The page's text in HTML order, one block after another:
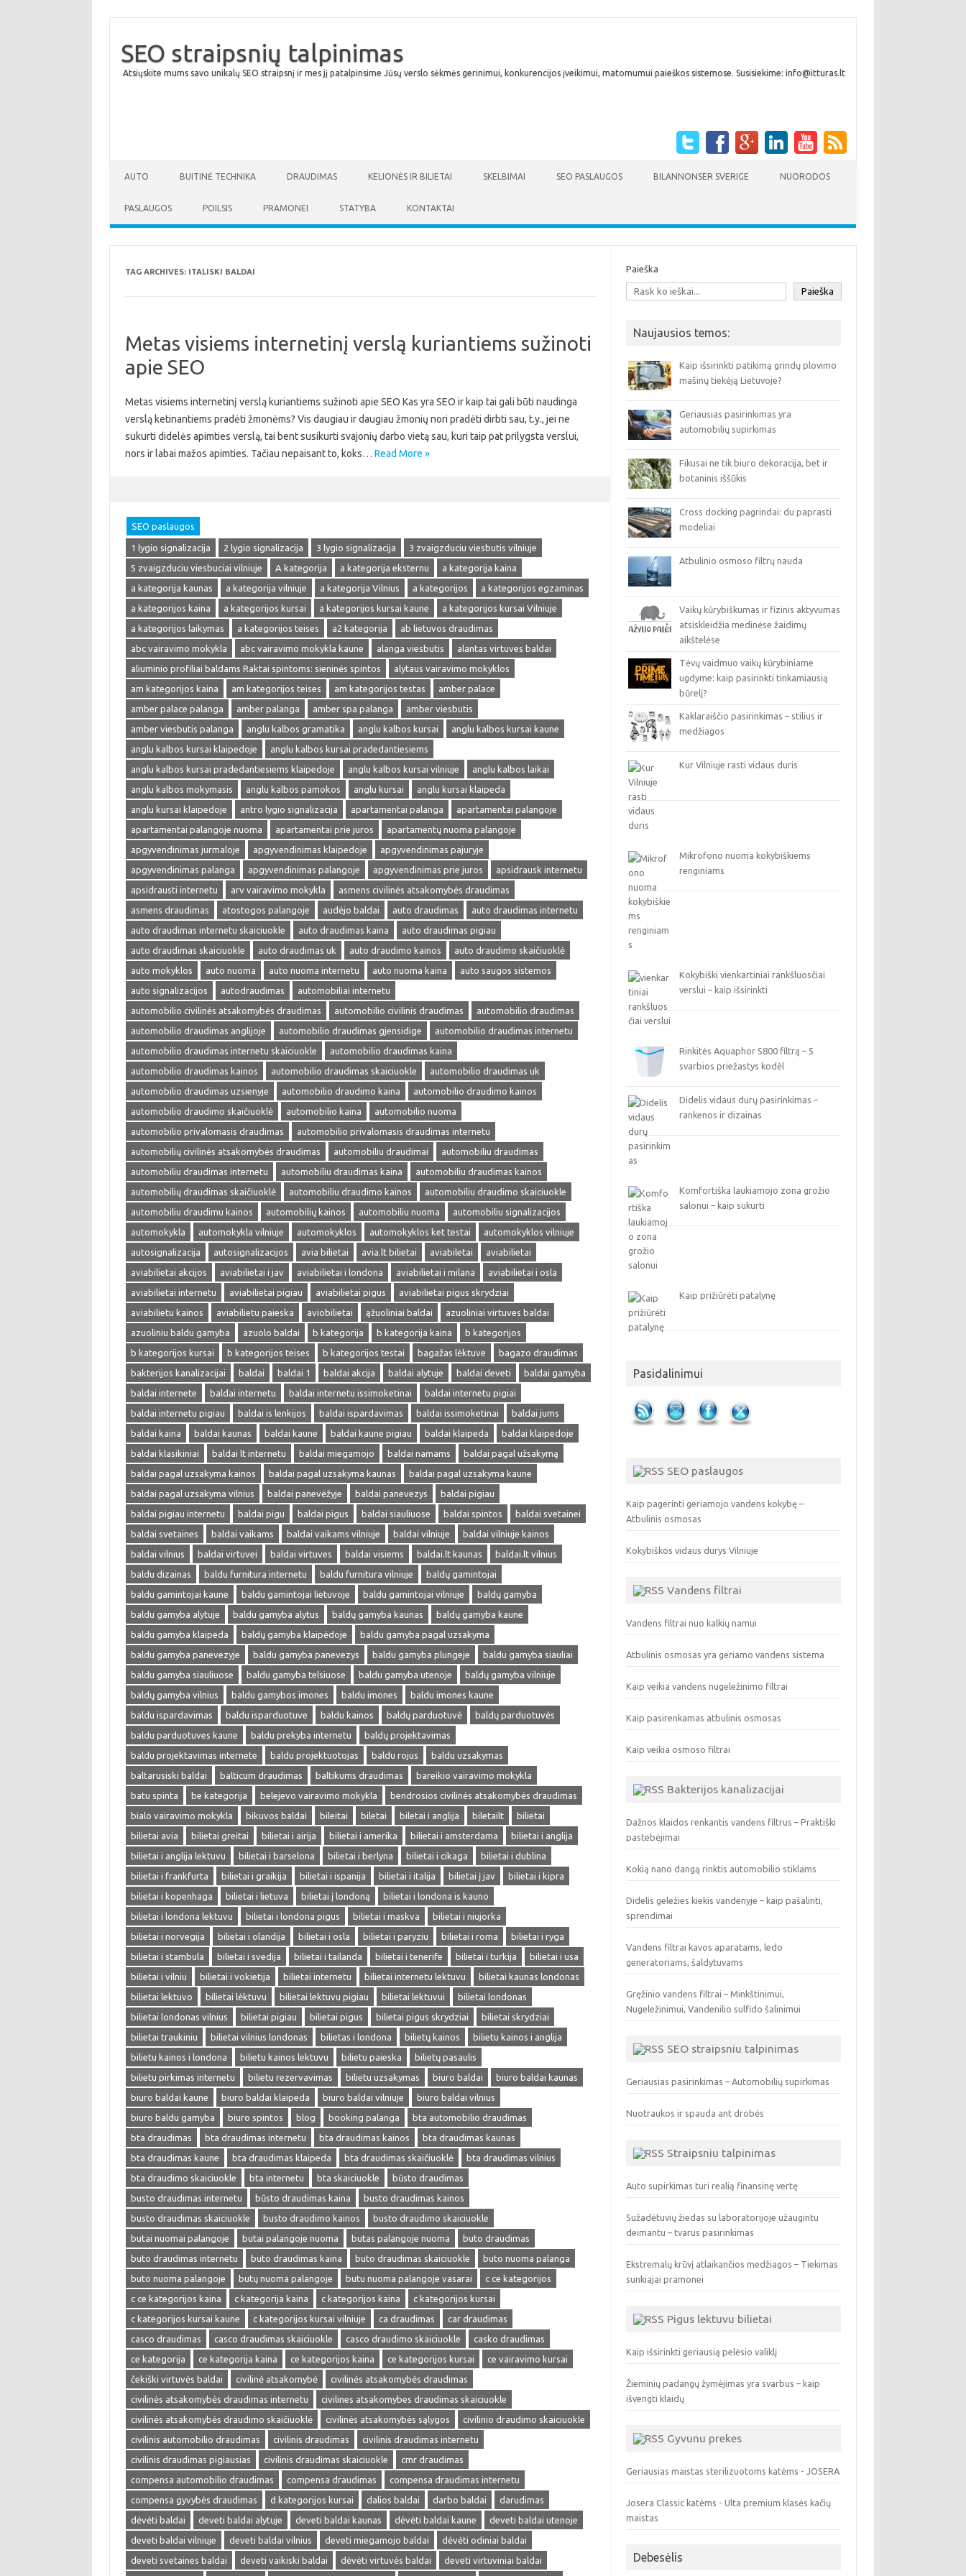
SEO straipsnių talpinimas
Atsiųskite mums savo unikalų SEO straipsnį ir mes jį patalpinsime Jūsų verslo sėkmės gerinimui, konkurencijos įveikimui, matomumui paieškos sistemose. Susisiekime: info@itturas.lt
AUTO BUITINĖ TECHNIKA DRAUDIMAS KELIONĖS IR BILIETAI SKELBIMAI SEO PASLAUGOS BILANNONSER SVERIGE NUORODOS
PASLAUGOS POILSIS PRAMONEI STATYBA KONTAKTAI
TAG ARCHIVES: ITALISKI BALDAI
Metas visiems internetinį verslą kuriantiems sužinoti
apie SEO
Metas visiems internetinį verslą kuriantiems sužinoti apie SEO Kas yra SEO ir kaip tai gali būti naudinga
verslą ketinantiems pradėti žmonėms? Vis daugiau ir daugiau žmonių nori pradėti dirbti sau, t.y., jei ne
sukurti didelės apimties verslą, tai bent susikurti svajonių darbo vietą sau, kuri taip pat prilygsta verslui,
nors ir labai mažos apimties. Tačiau nepaisant to, koks… Read More »
SEO paslaugos
1 lygio signalizacija 2 lygio signalizacija 3 lygio signalizacija
3 zvaigzduciu viesbutis vilniuje
5 zvaigzduciu viesbuciai vilniuje
A kategorija a kategorija eksternu
a kategorija kaina
a kategorija kaunas
a kategorija vilniuje a kategorija Vilnius a kategorijos
a kategorijos egzaminas
a kategorijos kaina
a kategorijos kursai a kategorijos kursai kaune
a kategorijos kursai Vilniuje
a kategorijos laikymas
a kategorijos teises a2 kategorija
ab lietuvos draudimas
abc vairavimo mokykla
abc vairavimo mokykla kaune alanga viesbutis
alantas virtuves baldai
aliuminio profiliai baldams Raktai spintoms: sieninės spintos
alytaus vairavimo mokyklos
am kategorijos kaina
am kategorijos teises am kategorijos testas
amber palace
amber palace palanga
amber palanga amber spa palanga
amber viesbutis
amber viesbutis palanga
anglu kalbos gramatika anglu kalbos kursai
anglu kalbos kursai kaune
anglu kalbos kursai klaipedoje
anglu kalbos kursai pradedantiesiems
anglu kalbos kursai pradedantiesiems klaipedoje
anglu kalbos kursai vilniuje
anglu kalbos laikai
anglu kalbos mokymasis
anglu kalbos pamokos anglu kursai
anglu kursai klaipeda
anglu kursai klaipedoje
antro lygio signalizacija apartamentai palanga
apartamentai palangoje
apartamentai palangoje nuoma
apartamentai prie juros
apartamentų nuoma palangoje
apgyvendinimas jurmaloje
apgyvendinimas klaipedoje
apgyvendinimas pajuryje
apgyvendinimas palanga
apgyvendinimas palangoje apgyvendinimas prie juros
apsidrausk internetu
apsidrausti internetu
arv vairavimo mokykla
asmens civilinės atsakomybės draudimas
asmens draudimas
atostogos palangoje audėjo baldai auto draudimas
auto draudimas internetu
auto draudimas internetu skaiciuokle
auto draudimas kaina
auto draudimas pigiau
auto draudimas skaiciuokle
auto draudimas uk auto draudimo kainos
auto draudimo skaičiuoklė
auto mokyklos
auto nuoma auto nuoma internetu auto nuoma kaina
auto saugos sistemos
auto signalizacijos
autodraudimas
automobiliai internetu
automobilio civilinės atsakomybės draudimas
automobilio civilinis draudimas
automobilio draudimas
automobilio draudimas anglijoje
automobilio draudimas gjensidige
automobilio draudimas internetu
automobilio draudimas internetu skaiciuokle
automobilio draudimas kaina
automobilio draudimas kainos
automobilio draudimas skaiciuokle
automobilio draudimas uk
automobilio draudimas uzsienyje
automobilio draudimo kaina
automobilio draudimo kainos
automobilio draudimo skaičiuoklė
automobilio kaina
automobilio nuoma
automobilio privalomasis draudimas
automobilio privalomasis draudimas internetu
automobilių civilinės atsakomybės draudimas
automobiliu draudimai
automobiliu draudimas
automobiliu draudimas internetu
automobiliu draudimas kaina
automobiliu draudimas kainos
automobilių draudimas skaičiuoklė
automobiliu draudimo kainos
automobiliu draudimo skaiciuokle
automobiliu draudimu kainos
automobilių kainos automobiliu nuoma
automobiliu signalizacijos
automokykla
automokykla vilniuje automokyklos automokyklos ket testai
automokyklos vilniuje
autosignalizacija
autosignalizacijos avia bilietai avia.lt bilietai aviabiletai
aviabilietai
aviabilietai akcijos
aviabilietai i jav aviabilietai i londona aviabilietai i milana
aviabilietai i osla
aviabilietai internetu
aviabilietai pigiau aviabilietai pigus
aviabilietai pigus skrydziai
aviabilietu kainos
aviabilietu paieska aviobilietai ąžuoliniai baldai
azuoliniai virtuves baldai
azuoliniu baldu gamyba
azuolo baldai b kategorija b kategorija kaina
b kategorijos
b kategorijos kursai
b kategorijos teises b kategorijos testai bagažas lėktuve
bagazo draudimas
bakterijos kanalizacijai
baldai baldai 1 baldai akcija baldai alytuje baldai deveti
baldai gamyba
baldai internete
baldai internetu baldai internetu issimoketinai
baldai internetu pigiai
baldai internetu pigiau
baldai is lenkijos baldai ispardavimas baldai issimoketinai
baldai jums
baldai kaina
baldai kaunas baldai kaune baldai kaune pigiau baldai klaipeda
baldai klaipedoje
baldai klasikiniai
baldai lt internetu baldai miegamojo baldai namams
baldai pagal užsakymą
baldai pagal uzsakyma kainos
baldai pagal uzsakyma kaunas
baldai pagal uzsakyma kaune
baldai pagal uzsakyma vilnius
baldai panevėžyje baldai panevezys
baldai pigiau
baldai pigiau internetu
baldai pigu baldai pigus baldai siauliuose baldai spintos
baldai svetainei
baldai svetaines
baldai vaikams baldai vaikams vilniuje baldai vilniuje
baldai vilniuje kainos
baldai vilnius
baldai virtuvei baldai virtuves baldai visiems baldai.lt kaunas
baldai.lt vilnius
baldu dizainas
baldu furnitura internetu baldu furnitura vilniuje
baldų gamintojai
baldu gamintojai kaune
baldu gamintojai lietuvoje baldu gamintojai vilniuje
baldų gamyba
baldu gamyba alytuje
baldu gamyba alytus baldų gamyba kaunas
baldų gamyba kaune
baldu gamyba klaipeda
baldų gamyba klaipėdoje
baldu gamyba pagal uzsakyma
baldu gamyba panevezyje
baldu gamyba panevezys baldu gamyba plungeje
baldu gamyba siauliai
baldu gamyba siauliuose
baldu gamyba telsiuose baldu gamyba utenoje
baldų gamyba vilniuje
baldų gamyba vilnius
baldu gamybos imones baldu imones
baldu imones kaune
baldu ispardavimas
baldu isparduotuve baldu kainos baldų parduotuvė
baldų parduotuvės
baldu parduotuves kaune
baldu prekyba internetu
baldų projektavimas
baldu projektavimas internete
baldu projektuotojas baldu rojus
baldu uzsakymas
baltarusiski baldai
balticum draudimas baltikums draudimas
bareikio vairavimo mokykla
batu spinta
be kategorija belejevo vairavimo mokykla
bendrosios civilinės atsakomybės draudimas
bialo vairavimo mokykla
bikuvos baldai bileitai biletai biletai i anglija biletailt
bilietai
bilietai avia
bilietai greitai bilietai i airija bilietai i amerika bilietai i amsterdama
bilietai i anglija
bilietai i anglija lektuvu
bilietai i barselona bilietai i berlyna bilietai i cikaga
bilietai i dublina
bilietai i frankfurta
bilietai i graikija bilietai i ispanija bilietai i italija bilietai į jav
bilietai i kipra
bilietai i kopenhaga
bilietai i lietuva bilietai į londoną
bilietai i londona is kauno
bilietai i londona lektuvu
bilietai i londona pigus bilietai i maskva
bilietai i niujorka
bilietai i norvegija
bilietai i olandija bilietai i osla bilietai i paryziu bilietai i roma
bilietai i ryga
bilietai i stambula
bilietai i svedija bilietai i tailanda bilietai i tenerife bilietai i turkija
bilietai i usa
bilietai i vilniu
bilietai i vokietija bilietai internetu bilietai internetu lektuvu
bilietai kaunas londonas
bilietai lektuvo
bilietai lėktuvu bilietai lektuvu pigiau bilietai lektuvui
bilietai londonas
bilietai londonas vilnius
bilietai pigiau bilietai pigus bilietai pigus skrydziai
bilietai skrydziai
bilietai traukiniu
bilietai vilnius londonas bilietas i londona bilietų kainos
bilietu kainos i anglija
bilietu kainos i londona
bilietu kainos lektuvu bilietu paieska
bilietų pasaulis
bilietu pirkimas internetu
bilietu rezervavimas bilietu uzsakymas biuro baldai
biuro baldai kaunas
biuro baldai kaune
biuro baldai klaipeda biuro baldai vilniuje
biuro baldai vilnius
biuro baldu gamyba
biuro spintos blog booking palanga
bta automobilio draudimas
bta draudimas
bta draudimas internetu bta draudimas kainos
bta draudimas kaunas
bta draudimas kaune
bta draudimas klaipeda bta draudimas skaičiuoklė
bta draudimas vilnius
bta draudimo skaiciuokle
bta internetu bta skaiciuokle
būsto draudimas
busto draudimas internetu
būsto draudimas kaina
busto draudimas kainos
busto draudimas skaiciuokle
busto draudimo kainos
busto draudimo skaiciuokle
butai nuomai palangoje
butai palangoje nuoma butas palangoje nuoma
buto draudimas
buto draudimas internetu
buto draudimas kaina buto draudimas skaiciuokle
buto nuoma palanga
buto nuoma palangoje
butų nuoma palangoje butu nuoma palangoje vasarai
c ce kategorijos
c ce kategorijos kaina
c kategorija kaina c kategorijos kaina
c kategorijos kursai
c kategorijos kursai kaune
c kategorijos kursai vilniuje ca draudimas
car draudimas
casco draudimas
casco draudimas skaiciuokle casco draudimo skaiciuokle
casko draudimas
ce kategorija
ce kategorija kaina ce kategorijos kaina ce kategorijos kursai
ce vairavimo kursai
čekiški virtuvės baldai
civilinė atsakomybė
civilinės atsakomybės draudimas
civilinės atsakomybės draudimas internetu
civilines atsakomybes draudimas skaiciuokle
civilinės atsakomybės draudimo skaičiuoklė
civilinės atsakomybės sąlygos
civilinio draudimo skaiciuokle
civilinis automobilio draudimas
civilinis draudimas
civilinis draudimas internetu
civilinis draudimas pigiausias
civilinis draudimas skaiciuokle
cmr draudimas
compensa automobilio draudimas
compensa draudimas
compensa draudimas internetu
compensa gyvybės draudimas
d kategorijos kursai dalios baldai darbo baldai
darudimas
dėvėti baldai
deveti baldai alytuje deveti baldai kaunas dėvėti baldai kaune
deveti baldai utenoje
deveti baldai vilniuje
deveti baldai vilnius deveti miegamojo baldai
dėvėti odiniai baldai
deveti svetaines baldai
deveti vaikiski baldai dėvėti virtuvės baldai
deveti virtuviniai baldai
Paieška
Paieška
Naujausios temos:
Kaip išsirinkti patikimą grindų plovimo
mašinų tiekėją Lietuvoje?
Geriausias pasirinkimas yra
automobilių supirkimas
Fikusai ne tik biuro dekoracija, bet ir
botaninis iššūkis
Cross docking pagrindai: du paprasti
modeliai
Atbulinio osmoso filtrų nauda
Vaikų kūrybiškumas ir fizinis aktyvumas
atsiskleidžia medinėse žaidimų
aikštelėse
Tėvų vaidmuo vaikų kūrybiniame
ugdyme: kaip pasirinkti tinkamiausią
būrelį?
Kaklaraiščio pasirinkimas – stilius ir
medžiagos
Kur Vilniuje rasti vidaus duris
Mikrofono nuoma kokybiškiems
renginiams
Kokybiški vienkartiniai rankšluosčiai
verslui – kaip išsirinkti
Rinkitės Aquaphor S800 filtrą – 5
svarbios priežastys kodėl
Didelis vidaus durų pasirinkimas –
rankenos ir dizainas
Komfortiška laukiamojo zona grožio
salonui – kaip sukurti
Kaip prižiūrėti patalynę
Pasidalinimui
SEO paslaugos
Kaip pagerinti geriamojo vandens kokybę –
Atbulinis osmosas
Kokybiškos vidaus durys Vilniuje
Vandens filtrai
Vandens filtrai nuo kalkių namui
Atbulinis osmosas yra geriamo vandens sistema
Kaip veikia vandens nugeležinimo filtrai
Kaip pasirenkamas atbulinis osmosas
Kaip veikia osmoso filtrai
Bakterijos kanalizacijai
Dažnos klaidos renkantis vandens filtrus – Praktiški
pastebėjimai
Kokią nano dangą rinktis automobilio stiklams
Didelis geležies kiekis vandenyje – kaip pašalinti,
sprendimai
Vandens filtrai kavos aparatams, ledo
generatoriams, šaldytuvams
Gręžinio vandens filtrai – Minkštinimui,
Nugeležinimui, Vandenilio sulfido šalinimui
SEO straipsniu talpinimas
Geriausias pasirinkimas – Automobilių supirkimas
Nuotraukos ir spauda ant drobės
Straipsniu talpinimas
Auto supirkimas turi realią finansinę vertę
Sužadėtuvių žiedas su laboratorijoje užaugintu
deimantu – tvarus pasirinkimas
Ekstremalų krūvį atlaikančios medžiagos – Tiekimas
sunkiajai pramonei
Pigus lektuvu bilietai
Kaip išsirinkti geriausią pelėsio valiklį
Žieminių padangų žymėjimas yra svarbus – kaip
išvengti klaidų
Gyvunu prekes
Geriausias maistas sterilizuotoms katėms - JOSERA
Josera Classic katėms - Ulta premium klasės kačių
maistas
Debesėlis